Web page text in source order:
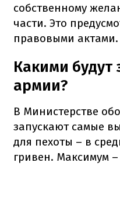
собственному
части. Это
правовыми актами.
Какими будут
армии?
В Министерстве
запускают самые
для пехоты – в
гривен. Максимум